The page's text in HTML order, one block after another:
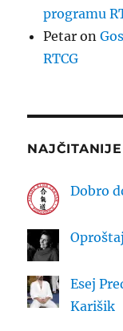
programu
Petar on
RTCG
NAJČITANIJE
Dobro
Esej
Karišik